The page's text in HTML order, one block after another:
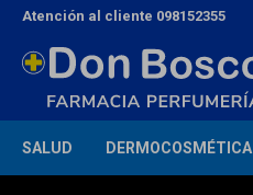
SALUD DERMOCOSMÉTICA
Atención al cliente 098152355